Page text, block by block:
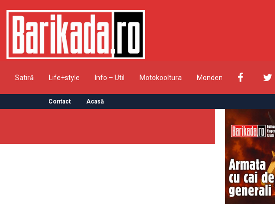
Satiră Life+style Info – Util Motokooltura Monden
Contact Acasă